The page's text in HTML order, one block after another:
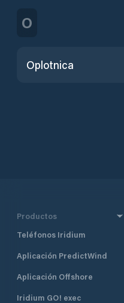
O
Oplotnica
Productos
Teléfonos Iridium
Aplicación PredictWind
Aplicación Offshore
Iridium GO! exec